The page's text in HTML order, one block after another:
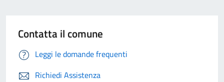
Contatta il comune
Leggi le domande frequenti
Richiedi Assistenza